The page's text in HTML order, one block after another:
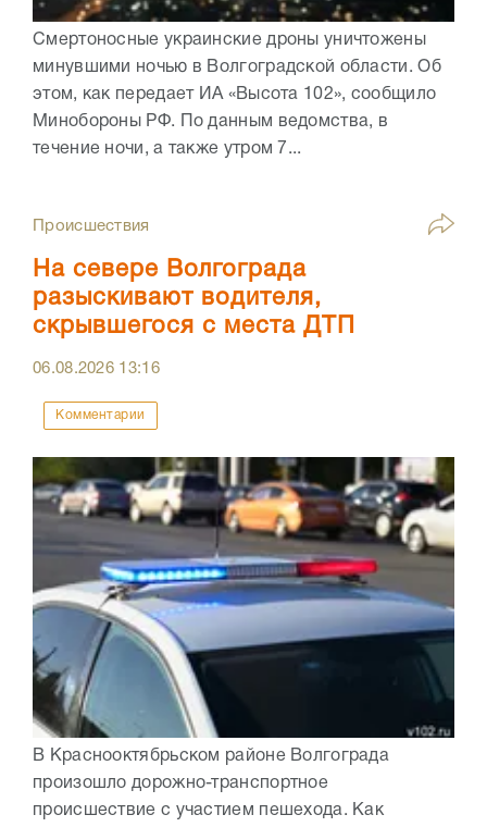
Смертоносные украинские дроны уничтожены
минувшими ночью в Волгоградской области. Об
этом, как передает ИА «Высота 102», сообщило
Минобороны РФ. По данным ведомства, в
течение ночи, а также утром 7...
Происшествия
На севере Волгограда
разыскивают водителя,
скрывшегося с места ДТП
06.08.2026 13:16
Комментарии
В Краснооктябрьском районе Волгограда
произошло дорожно-транспортное
происшествие с участием пешехода. Как